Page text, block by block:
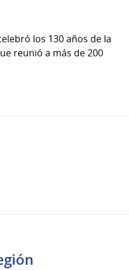
los 130 años de la
reunió a más de 200